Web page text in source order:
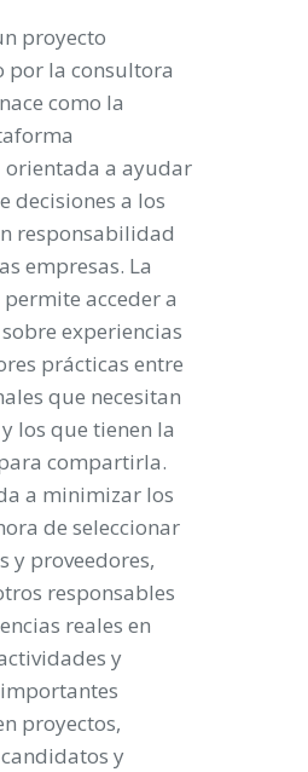
proyecto
por la consultora
como la
a ayudar
decisiones a los
responsabilidad
empresas. La
acceder a
experiencias
prácticas entre
que necesitan
los que tienen la
compartirla.
a minimizar los
de seleccionar
y proveedores,
responsables
reales en
y
proyectos,
y